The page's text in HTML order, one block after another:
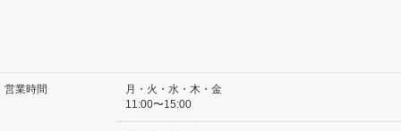
営業時間
月・火・水・木・金
11:00〜15:00